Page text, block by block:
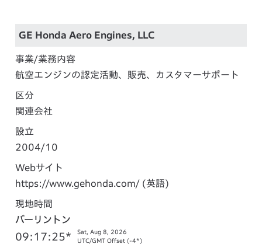
GE Honda Aero Engines, LLC
事業/業務内容
航空エンジンの認定活動、販売、カスタマーサポート
区分
関連会社
設立
2004/10
Webサイト
https://www.gehonda.com/(英語)
現地時間
バーリントン
09:17:26*
Sat, Aug 8, 2026
UTC/GMT Offset (-4*)